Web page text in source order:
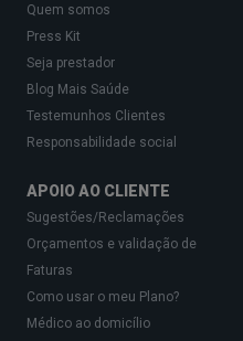
Quem somos
Press Kit
Seja prestador
Blog Mais Saúde
Testemunhos Clientes
Responsabilidade social
APOIO AO CLIENTE
Sugestões/Reclamações
Orçamentos e validação de
Faturas
Como usar o meu Plano?
Médico ao domicílio